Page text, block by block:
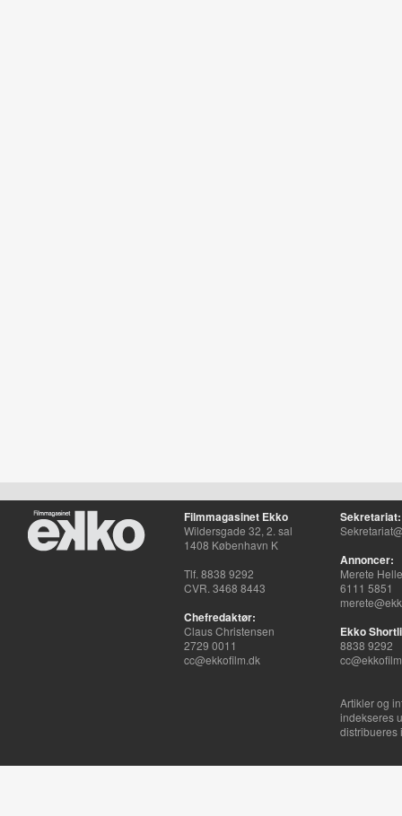
Filmmagasinet Ekko
Wildersgade 32, 2. sal
1408 København K
Tlf. 8838 9292
CVR. 3468 8443
Chefredaktør:
Claus Christensen
2729 0011
cc@ekkofilm.dk
Sekretariat:
Annoncer:
Merete
6111 5851
Ekko
8838 9292
Artikler og
indekseres
distribueres